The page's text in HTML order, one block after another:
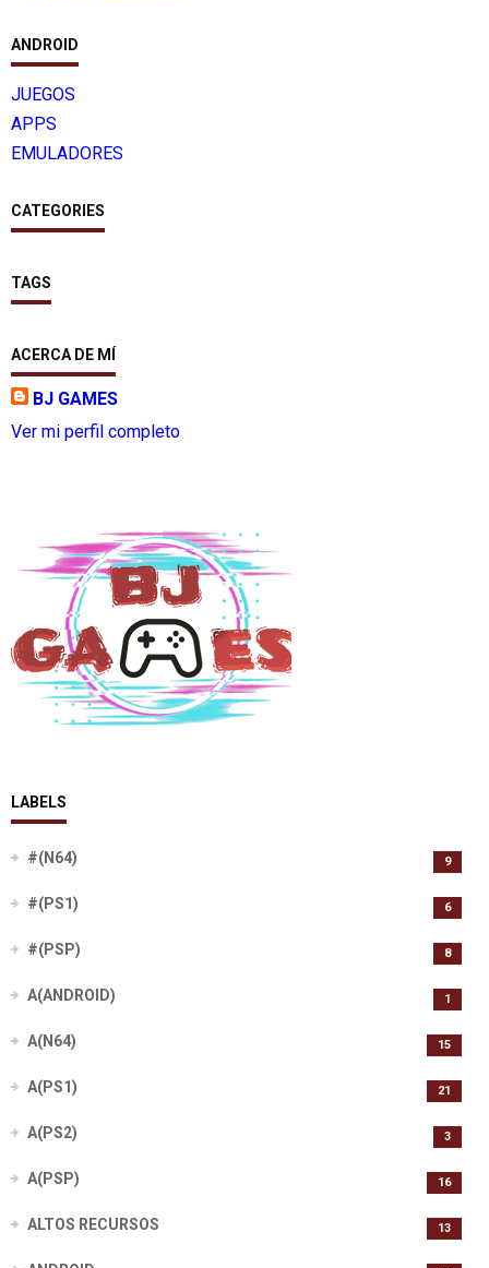
ANDROID
JUEGOS
APPS
EMULADORES
CATEGORIES
TAGS
ACERCA DE MÍ
BJ GAMES
Ver mi perfil completo
LABELS
#(N64) 9
#(PS1) 6
#(PSP) 8
A(ANDROID) 1
A(N64) 15
A(PS1) 21
A(PS2) 3
A(PSP) 16
ALTOS RECURSOS 13